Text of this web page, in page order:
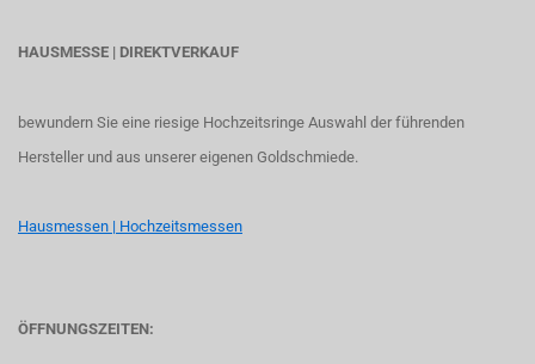
HAUSMESSE | DIREKTVERKAUF
bewundern Sie eine riesige Hochzeitsringe Auswahl der führenden
Hersteller und aus unserer eigenen Goldschmiede.
Hausmessen | Hochzeitsmessen
ÖFFNUNGSZEITEN: